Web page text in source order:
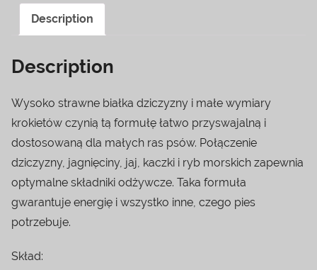
Description
Description
Wysoko strawne białka dziczyzny i małe wymiary
krokietów czynią tą formułę łatwo przyswajalną i
dostosowaną dla małych ras psów. Połączenie
dziczyzny, jagnięciny, jaj, kaczki i ryb morskich zapewnia
optymalne składniki odżywcze. Taka formuła
gwarantuje energię i wszystko inne, czego pies
potrzebuje.
Skład: